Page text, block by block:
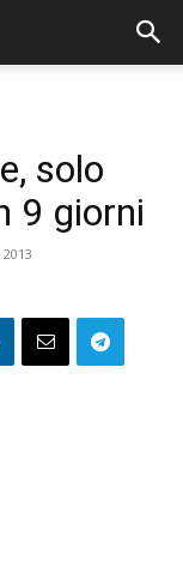
solo
9 giorni